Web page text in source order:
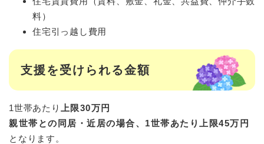
料）
住宅引っ越し費用
支援を受けられる金額
1世帯あたり
上限30万円
親世帯との同居・近居の場合、1世帯あたり上限45万円
となります。